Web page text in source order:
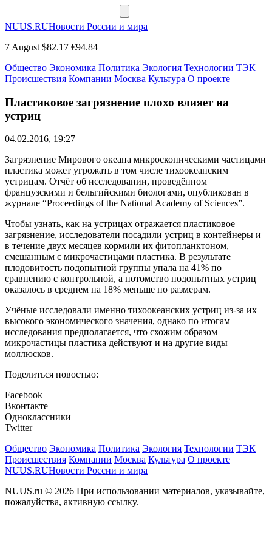
NUUS.RUНовости России и мира
7 August $82.17 €94.84
Общество Экономика Политика Экология Технологии ТЭК
Происшествия Компании Москва Культура О проекте
Пластиковое загрязнение плохо влияет на
устриц
04.02.2016, 19:27
Загрязнение Мирового океана микроскопическими частицами
пластика может угрожать в том числе тихоокеанским
устрицам. Отчёт об исследовании, проведённом
французскими и бельгийскими биологами, опубликован в
журнале “Proceedings of the National Academy of Sciences”.
Чтобы узнать, как на устрицах отражается пластиковое
загрязнение, исследователи посадили устриц в контейнеры и
в течение двух месяцев кормили их фитопланктоном,
смешанным с микрочастицами пластика. В результате
плодовитость подопытной группы упала на 41% по
сравнению с контрольной, а потомство подопытных устриц
оказалось в среднем на 18% меньше по размерам.
Учёные исследовали именно тихоокеанских устриц из-за их
высокого экономического значения, однако по итогам
исследования предполагается, что схожим образом
микрочастицы пластика действуют и на другие виды
моллюсков.
Поделиться новостью:
Facebook
Вконтакте
Одноклассники
Twitter
Общество Экономика Политика Экология Технологии ТЭК
Происшествия Компании Москва Культура О проекте
NUUS.RUНовости России и мира
NUUS.ru © 2026 При использовании материалов, указывайте,
пожалуйства, активную ссылку.